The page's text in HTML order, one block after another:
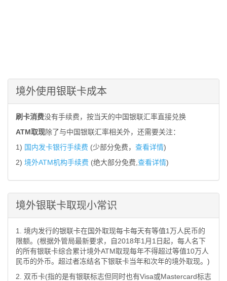
境外使用银联卡成本
刷卡消费没有手续费，按当天的中国银联汇率直接兑换
ATM取现除了与中国银联汇率相关外，还需要关注：
1) 国内发卡银行手续费 (少部分免费， 查看详情)
2) 境外ATM机构手续费 (绝大部分免费, 查看详情)
境外银联卡取现小常识
1. 境内发行的银联卡在国外取现每卡每天有等值1万人民币的
限额。(根据外管局最新要求，自2018年1月1日起，每人名下
的所有银联卡综合累计境外ATM取现每年不得超过等值10万人
民币的外币。超过者冻结名下银联卡当年和次年的境外取现。)
2. 双币卡(指的是有银联标志但同时也有Visa或Mastercard标志